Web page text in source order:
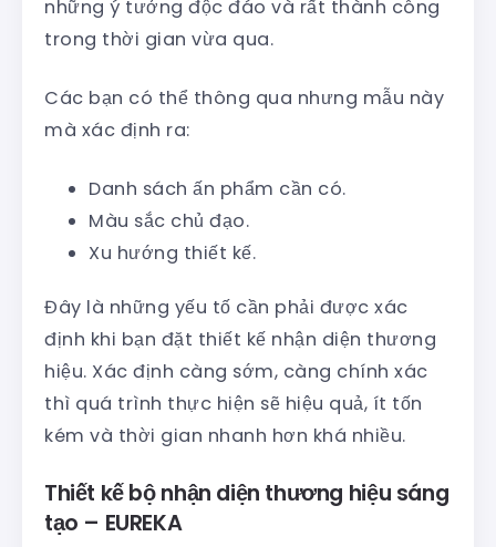
những ý tưởng độc đáo và rất thành công
trong thời gian vừa qua.
Các bạn có thể thông qua nhưng mẫu này
mà xác định ra:
Danh sách ấn phẩm cần có.
Màu sắc chủ đạo.
Xu hướng thiết kế.
Đây là những yếu tố cần phải được xác
định khi bạn đặt thiết kế nhận diện thương
hiệu. Xác định càng sớm, càng chính xác
thì quá trình thực hiện sẽ hiệu quả, ít tốn
kém và thời gian nhanh hơn khá nhiều.
Thiết kế bộ nhận diện thương hiệu sáng
tạo – EUREKA